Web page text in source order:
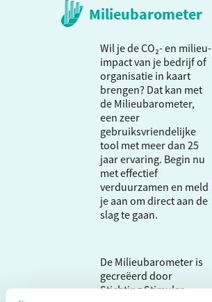
Milieubarometer
Wil je de CO₂- en milieu-
impact van je bedrijf of
organisatie in kaart
brengen? Dat kan met
de Milieubarometer,
een zeer
gebruiksvriendelijke
tool met meer dan 25
jaar ervaring. Begin nu
met effectief
verduurzamen en meld
je aan om direct aan de
slag te gaan.
De Milieubarometer is
gecreëerd door
Stichting Stimular.